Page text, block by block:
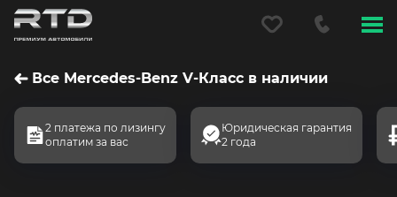
Все Mercedes-Benz V-Класс в наличии
2 платежа по лизингу
оплатим за вас
Юридическая гарантия
2 года